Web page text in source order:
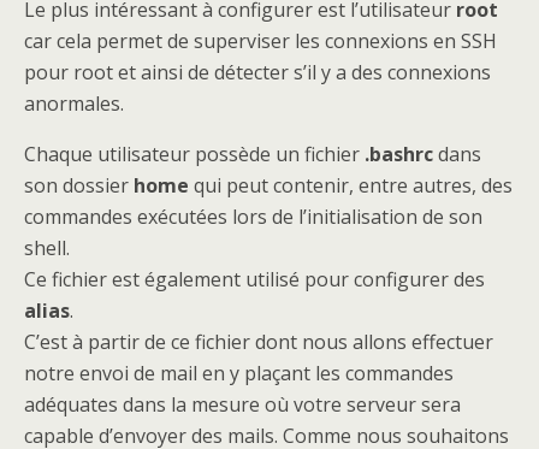
Le plus intéressant à configurer est l’utilisateur root
car cela permet de superviser les connexions en SSH
pour root et ainsi de détecter s’il y a des connexions
anormales.
Chaque utilisateur possède un fichier .bashrcdans
son dossier home qui peut contenir, entre autres, des
commandes exécutées lors de l’initialisation de son
shell.
Ce fichier est également utilisé pour configurer des
alias.
C’est à partir de ce fichier dont nous allons effectuer
notre envoi de mail en y plaçant les commandes
adéquates dans la mesure où votre serveur sera
capable d’envoyer des mails. Comme nous souhaitons